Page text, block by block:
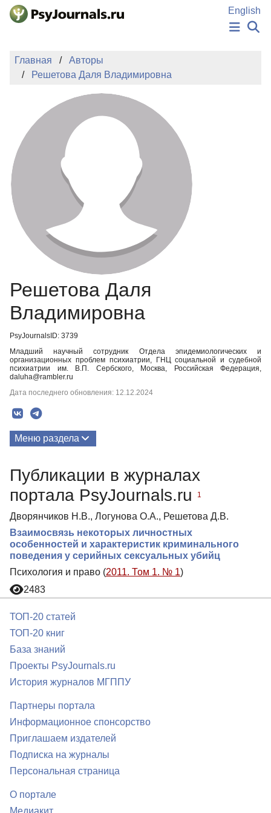
Перейти к основному содержанию
English
АВТОРЫ
ПОДАТЬ РУКОПИСЬ
БАЗА ЗНАНИЙ
КЛЮЧЕВЫЕ СЛОВА
Регистрация
Главная
Авторы
Решетова Даля Владимировна
Решетова Даля
Владимировна
PsyJournalsID: 3739
Младший научный сотрудник Отдела эпидемиологических и
организационных проблем психиатрии, ГНЦ социальной и судебной
психиатрии им. В.П. Сербского, Москва, Российская Федерация,
daluha@rambler.ru
Дата последнего обновления: 12.12.2024
Меню раздела
Публикации в журналах
портала PsyJournals.ru
1
Дворянчиков Н.В., Логунова О.А., Решетова Д.В.
Взаимосвязь некоторых личностных
особенностей и характеристик криминального
поведения у серийных сексуальных убийц
Психология и право (2011. Том 1. № 1)
2483
ТОП-20 статей
ТОП-20 книг
База знаний
Проекты PsyJournals.ru
История журналов МГППУ
Партнеры портала
Информационное спонсорство
Приглашаем издателей
Подписка на журналы
Персональная страница
О портале
Медиакит